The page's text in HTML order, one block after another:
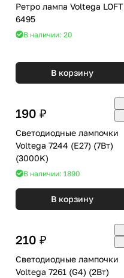
Ретро лампа Voltega LOFT
6495
В наличии: 20
В корзину
190 ₽
Светодиодные лампочки
Voltega 7244 (E27) (7Вт)
(3000K)
В наличии: 1890
В корзину
210 ₽
Светодиодные лампочки
Voltega 7261 (G4) (2Вт)